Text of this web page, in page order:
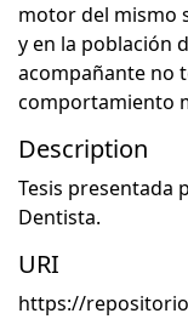
motor del mismo
y en la población
acompañante no
comportamiento
Description
Tesis presentada
Dentista.
URI
https://